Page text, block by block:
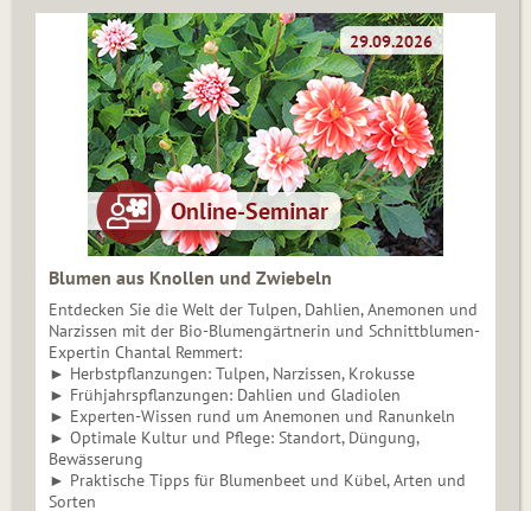
Blumen aus Knollen und Zwiebeln
Entdecken Sie die Welt der Tulpen, Dahlien, Anemonen und
Narzissen mit der Bio-Blumengärtnerin und Schnittblumen-
Expertin Chantal Remmert:
► Herbstpflanzungen: Tulpen, Narzissen, Krokusse
► Frühjahrspflanzungen: Dahlien und Gladiolen
► Experten-Wissen rund um Anemonen und Ranunkeln
► Optimale Kultur und Pflege: Standort, Düngung,
Bewässerung
► Praktische Tipps für Blumenbeet und Kübel, Arten und
Sorten